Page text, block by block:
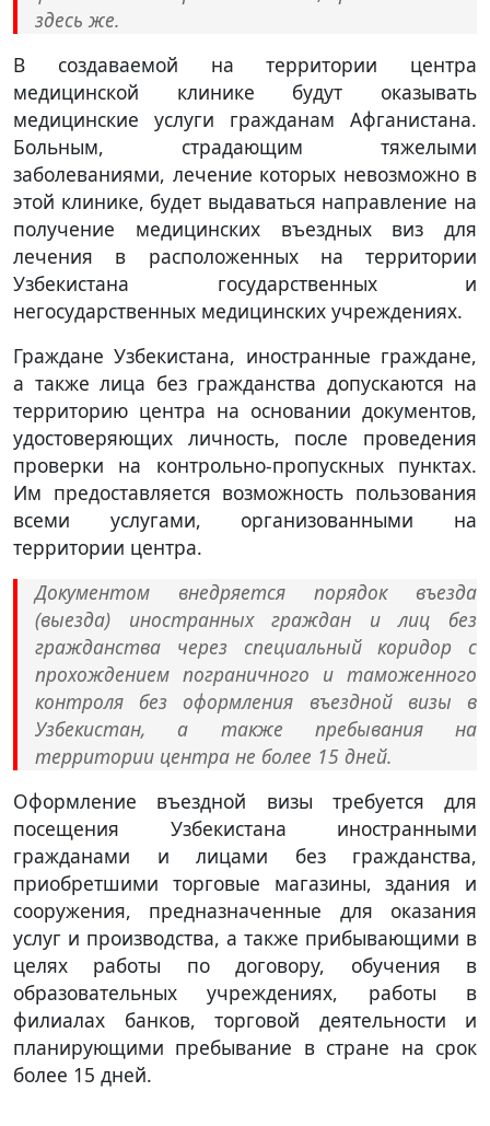
здесь же.
В создаваемой на территории центра
медицинской клинике будут оказывать
медицинские услуги гражданам Афганистана.
Больным, страдающим тяжелыми
заболеваниями, лечение которых невозможно в
этой клинике, будет выдаваться направление на
получение медицинских въездных виз для
лечения в расположенных на территории
Узбекистана государственных и
негосударственных медицинских учреждениях.
Граждане Узбекистана, иностранные граждане,
а также лица без гражданства допускаются на
территорию центра на основании документов,
удостоверяющих личность, после проведения
проверки на контрольно-пропускных пунктах.
Им предоставляется возможность пользования
всеми услугами, организованными на
территории центра.
Документом внедряется порядок въезда
(выезда) иностранных граждан и лиц без
гражданства через специальный коридор с
прохождением пограничного и таможенного
контроля без оформления въездной визы в
Узбекистан, а также пребывания на
территории центра не более 15 дней.
Оформление въездной визы требуется для
посещения Узбекистана иностранными
гражданами и лицами без гражданства,
приобретшими торговые магазины, здания и
сооружения, предназначенные для оказания
услуг и производства, а также прибывающими в
целях работы по договору, обучения в
образовательных учреждениях, работы в
филиалах банков, торговой деятельности и
планирующими пребывание в стране на срок
более 15 дней.